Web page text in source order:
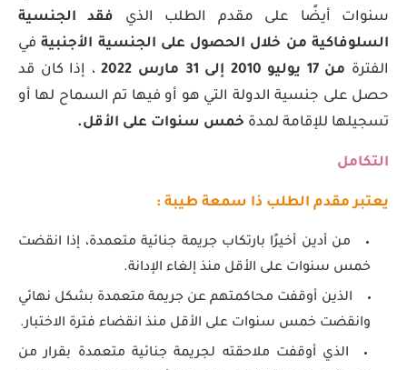
سنوات أيضًا على مقدم الطلب الذي فقد الجنسية
السلوفاكية من خلال الحصول على الجنسية الأجنبيةفي
الفترة من 17 يوليو 2010 إلى 31 مارس 2022
، إذا كان قد
حصل على جنسية الدولة التي هو أو فيها تم السماح لها أو
تسجيلها للإقامة لمدة خمس سنوات على الأقل.
التكامل
يعتبر مقدم الطلب ذا سمعة طيبة :
من أدين أخيرًا بارتكاب جريمة جنائية متعمدة، إذا انقضت
خمس سنوات على الأقل منذ إلغاء الإدانة.
الذين أوقفت محاكمتهم عن جريمة متعمدة بشكل نهائي
وانقضت خمس سنوات على الأقل منذ انقضاء فترة الاختبار.
الذي أوقفت ملاحقته لجريمة جنائية متعمدة بقرار من